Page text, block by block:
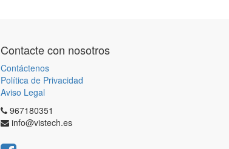
Contacte con nosotros
Contáctenos
Política de Privacidad
Aviso Legal
967180351
info@vistech.es